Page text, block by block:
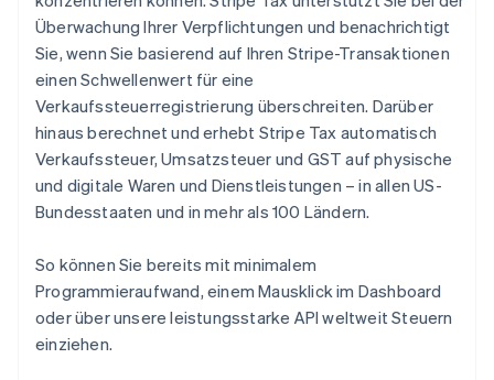
Überwachung Ihrer Verpflichtungen und benachrichtigt
Sie, wenn Sie basierend auf Ihren Stripe-Transaktionen
einen Schwellenwert für eine
Verkaufssteuerregistrierung überschreiten. Darüber
hinaus berechnet und erhebt Stripe Tax automatisch
Verkaufssteuer, Umsatzsteuer und GST auf physische
und digitale Waren und Dienstleistungen – in allen US-
Bundesstaaten und in mehr als 100 Ländern.
So können Sie bereits mit minimalem
Programmieraufwand, einem Mausklick im Dashboard
oder über unsere leistungsstarke API weltweit Steuern
einziehen.